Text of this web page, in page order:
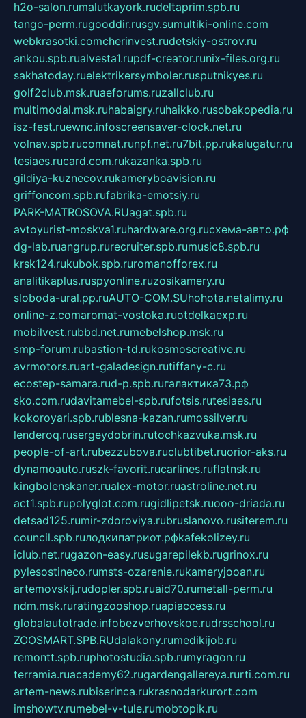
h2o-salon.rumalutkayork.rudeltaprim.spb.ru
tango-perm.rugooddir.rusgv.sumultiki-online.com
webkrasotki.comcherinvest.rudetskiy-ostrov.ru
ankou.spb.rualvesta1.rupdf-creator.runix-files.org.ru
sakhatoday.ruelektrikersymboler.rusputnikyes.ru
golf2club.msk.ruaeforums.ruzallclub.ru
multimodal.msk.ruhabaigry.ruhaikko.rusobakopedia.ru
isz-fest.ruewnc.infoscreensaver-clock.net.ru
volnav.spb.rucomnat.runpf.net.ru7bit.pp.rukalugatur.ru
tesiaes.rucard.com.rukazanka.spb.ru
gildiya-kuznecov.rukameryboavision.ru
griffoncom.spb.rufabrika-emotsiy.ru
PARK-MATROSOVA.RUagat.spb.ru
avtoyurist-moskva1.ruhardware.org.ruсхема-авто.рф
dg-lab.ruangrup.rurecruiter.spb.rumusic8.spb.ru
krsk124.rukubok.spb.ruromanofforex.ru
analitikaplus.ruspyonline.ruzosikamery.ru
sloboda-ural.pp.ruAUTO-COM.SUhohota.netalimy.ru
online-z.comaromat-vostoka.ruotdelkaexp.ru
mobilvest.rubbd.net.rumebelshop.msk.ru
smp-forum.rubastion-td.rukosmoscreative.ru
avrmotors.ruart-galadesign.rutiffany-c.ru
ecostep-samara.rud-p.spb.ruгалактика73.рф
sko.com.rudavitamebel-spb.rufotsis.rutesiaes.ru
kokoroyari.spb.rublesna-kazan.rumossilver.ru
lenderoq.rusergeydobrin.rutochkazvuka.msk.ru
people-of-art.rubezzubova.ruclubtibet.ruorior-aks.ru
dynamoauto.ruszk-favorit.rucarlines.ruflatnsk.ru
kingbolenskaner.rualex-motor.ruastroline.net.ru
act1.spb.rupolyglot.com.rugidlipetsk.ruooo-driada.ru
detsad125.rumir-zdoroviya.rubruslanovo.rusiterem.ru
council.spb.ruлодкипатриот.рфkafekolizey.ru
iclub.net.rugazon-easy.rusugarepilekb.rugrinox.ru
pylesostineco.rumsts-ozarenie.rukameryjooan.ru
artemovskij.rudopler.spb.ruaid70.rumetall-perm.ru
ndm.msk.ruratingzooshop.ruapiaccess.ru
globalautotrade.infobezverhovskoe.rudrsschool.ru
ZOOSMART.SPB.RUdalakony.rumedikijob.ru
remontt.spb.ruphotostudia.spb.rumyragon.ru
terramia.ruacademy62.rugardengallereya.rurti.com.ru
artem-news.rubiserinca.rukrasnodarkurort.com
imshowtv.rumebel-v-tule.rumobtopik.ru